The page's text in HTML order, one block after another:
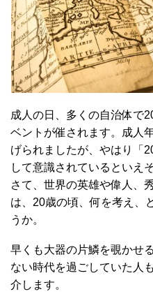
成人の日、多くの自治体で
ベントが催されます。成人
げられましたが、やはり「
して意識されているといえ
さて、世界の英雄や偉人、
は、20歳の頃、何を考え、
うか。
早くも大器の片鱗を覗かせ
ない時代を過ごしていた人
介します。